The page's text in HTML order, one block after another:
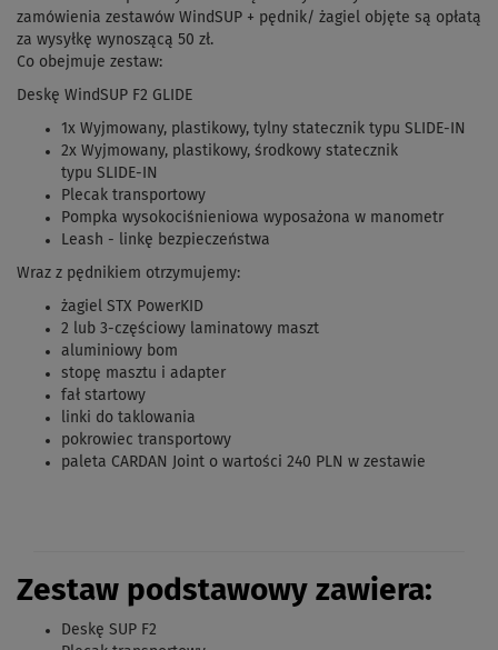
zamówienia zestawów WindSUP + pędnik/ żagiel objęte są opłatą
za wysyłkę wynoszącą 50 zł.
Co obejmuje zestaw:
Deskę WindSUP F2 GLIDE
1x Wyjmowany, plastikowy, tylny statecznik typu SLIDE-IN
2x Wyjmowany, plastikowy, środkowy statecznik
typu SLIDE-IN
Plecak transportowy
Pompka wysokociśnieniowa wyposażona w manometr
Leash - linkę bezpieczeństwa
Wraz z pędnikiem otrzymujemy:
żagiel STX PowerKID
2 lub 3-częściowy laminatowy maszt
aluminiowy bom
stopę masztu i adapter
fał startowy
linki do taklowania
pokrowiec transportowy
paleta CARDAN Joint o wartości 240 PLN w zestawie
Zestaw podstawowy zawiera:
Deskę SUP F2